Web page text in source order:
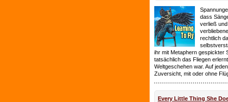
dass
verließ
rechtlich
ihr mit Metaphern gespickter
tatsächlich das Fliegen
Weltgeschehen war. Auf
Zuversicht, mit oder ohne
Every Little Thing She